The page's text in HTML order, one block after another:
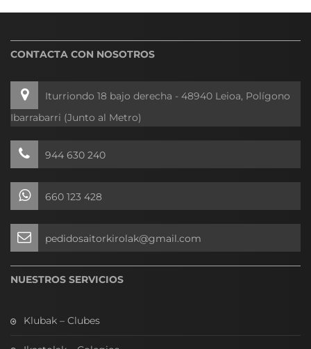
CONTACTA CON NOSOTROS
Iturriondo 18 bajo derecha - 48940 Leioa, Polígono
Ibarrabarri (Junto al Metro)
944 630 240
660 123 428
pedidosaitorkirolak@gmail.com
NUESTROS SERVICIOS
Klubak – Clubes